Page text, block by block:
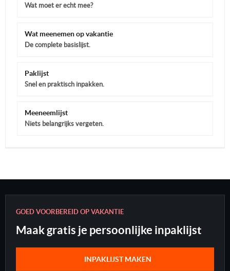
Wat moet er echt mee?
Wat meenemen op vakantie
De complete basislijst.
Paklijst
Snel en praktisch inpakken.
Meeneemlijst
Niets belangrijks vergeten.
GOED VOORBEREID OP VAKANTIE
Maak gratis je persoonlijke inpaklijst
INPAKLIJST MAKEN